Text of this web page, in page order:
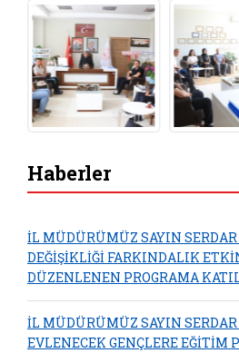
Haberler
İL MÜDÜRÜMÜZ SAYIN
DEĞİŞİKLİĞİ FARKINDALIK
DÜZENLENEN PROGRAMA
İL MÜDÜRÜMÜZ SAYIN
EVLENECEK GENÇLERE EĞİTİM